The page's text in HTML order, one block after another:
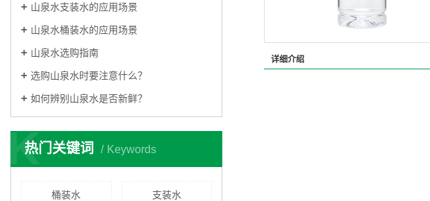
山泉水支装水的应用场景
山泉水桶装水的应用场景
山泉水选购指南
选购山泉水时要注意什么？
如何辨别山泉水是否新鲜？
热门关键词 Keywords
K
桶装水 支装水
详细介绍